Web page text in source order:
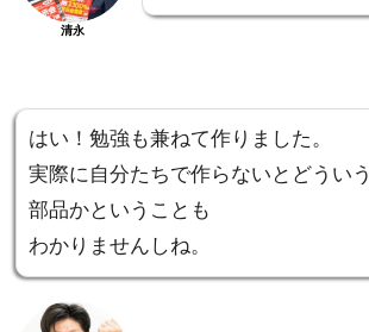
清永
はい！勉強も兼ねて作りました。
実際に自分たちで作らないとどういう
部品かということも
わかりませんしね。